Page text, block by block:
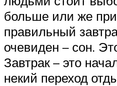
больше или же
правильный
очевиден – сон.
Завтрак – это
некий переход